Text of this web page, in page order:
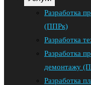
веб-
Разработка
(ППРк)
Разработка
Разработка
демонтажу
Разработка